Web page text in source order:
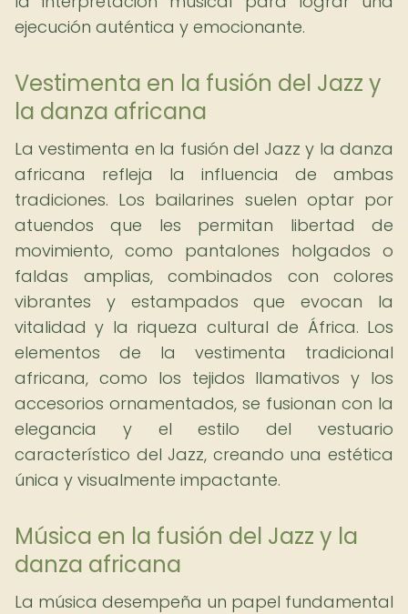
ejecución auténtica y emocionante.
Vestimenta en la fusión del Jazz y
la danza africana
La vestimenta en la fusión del Jazz y la danza
africana refleja la influencia de ambas
tradiciones. Los bailarines suelen optar por
atuendos que les permitan libertad de
movimiento, como pantalones holgados o
faldas amplias, combinados con colores
vibrantes y estampados que evocan la
vitalidad y la riqueza cultural de África. Los
elementos de la vestimenta tradicional
africana, como los tejidos llamativos y los
accesorios ornamentados, se fusionan con la
elegancia y el estilo del vestuario
característico del Jazz, creando una estética
única y visualmente impactante.
Música en la fusión del Jazz y la
danza africana
La música desempeña un papel fundamental